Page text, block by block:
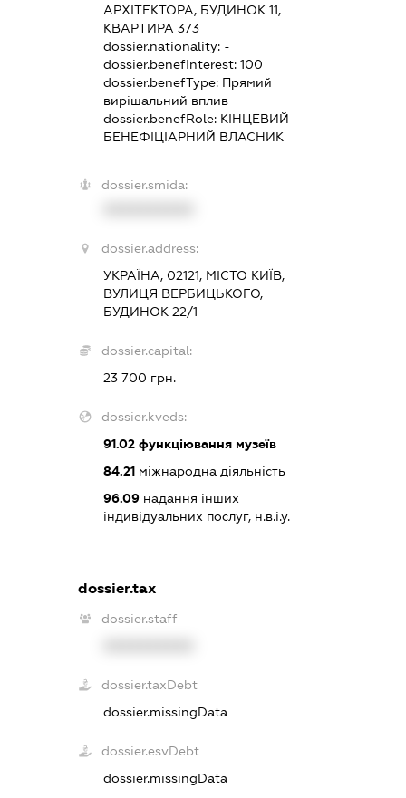
АРХІТЕКТОРА, БУДИНОК 11,
КВАРТИРА 373
dossier.nationality: -
dossier.benefInterest: 100
dossier.benefType: Прямий
вирішальний вплив
dossier.benefRole: КІНЦЕВИЙ
БЕНЕФІЦІАРНИЙ ВЛАСНИК
dossier.smida:
dossier.address:
УКРАЇНА, 02121, МІСТО КИЇВ,
ВУЛИЦЯ ВЕРБИЦЬКОГО,
БУДИНОК 22/1
dossier.capital:
23 700 грн.
dossier.kveds:
91.02функціювання музеїв
84.21міжнародна діяльність
96.09надання інших
індивідуальних послуг, н.в.і.у.
dossier.tax
dossier.staff
dossier.taxDebt
dossier.missingData
dossier.esvDebt
dossier.missingData